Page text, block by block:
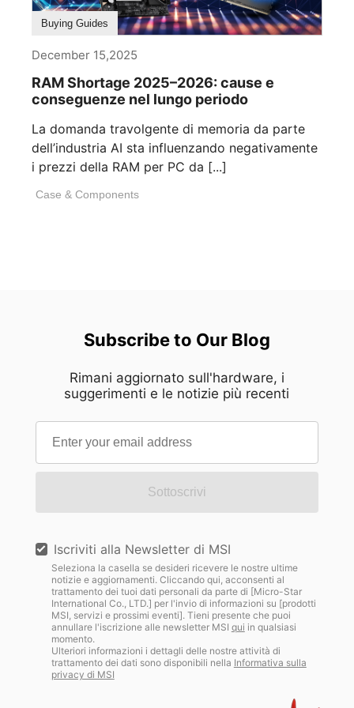
Buying Guides
December 15,2025
RAM Shortage 2025–2026: cause e
conseguenze nel lungo periodo
La domanda travolgente di memoria da parte
dell’industria AI sta influenzando negativamente
i prezzi della RAM per PC da [...]
Case & Components
Subscribe to Our Blog
Rimani aggiornato sull'hardware, i
suggerimenti e le notizie più recenti
Sottoscrivi
Iscriviti alla Newsletter di MSI
Seleziona la casella se desideri ricevere le nostre ultime
notizie e aggiornamenti. Cliccando qui, acconsenti al
trattamento dei tuoi dati personali da parte di [Micro-Star
International Co., LTD.] per l'invio di informazioni su [prodotti
MSI, servizi e prossimi eventi]. Tieni presente che puoi
annullare l'iscrizione alle newsletter MSI qui in qualsiasi
momento.
Ulteriori informazioni i dettagli delle nostre attività di
trattamento dei dati sono disponibili nella Informativa sulla
privacy di MSI